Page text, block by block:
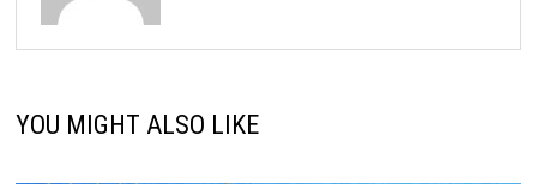
YOU MIGHT ALSO LIKE